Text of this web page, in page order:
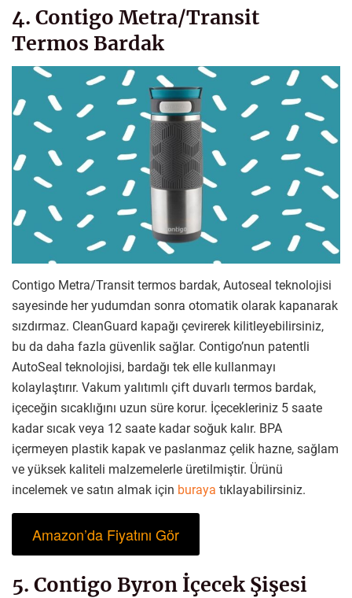
4. Contigo Metra/Transit
Termos Bardak
Contigo Metra/Transit termos bardak, Autoseal teknolojisi
sayesinde her yudumdan sonra otomatik olarak kapanarak
sızdırmaz. CleanGuard kapağı çevirerek kilitleyebilirsiniz,
bu da daha fazla güvenlik sağlar. Contigo’nun patentli
AutoSeal teknolojisi, bardağı tek elle kullanmayı
kolaylaştırır. Vakum yalıtımlı çift duvarlı termos bardak,
içeceğin sıcaklığını uzun süre korur. İçecekleriniz 5 saate
kadar sıcak veya 12 saate kadar soğuk kalır. BPA
içermeyen plastik kapak ve paslanmaz çelik hazne, sağlam
ve yüksek kaliteli malzemelerle üretilmiştir. Ürünü
incelemek ve satın almak için buraya tıklayabilirsiniz.
Amazon’da Fiyatını Gör
5. Contigo Byron İçecek Şişesi